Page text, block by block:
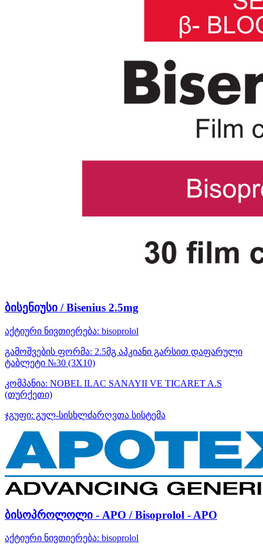
ბისენიუსი / Bisenius 2.5mg
აქტიური ნივთიერება: bisoprolol
გამოშვების ფორმა: 2.5მგ აპკიანი გარსით დაფარული
ტაბლეტი №30 (3X10)
კომპანია: NOBEL ILAC SANAYII VE TICARET A.S
(თურქეთი)
ჯგუფი: გულ-სისხლძარღვთა სისტემა
ბისოპროლოლი - APO / Bisoprolol - APO
აქტიური ნივთიერება: bisoprolol